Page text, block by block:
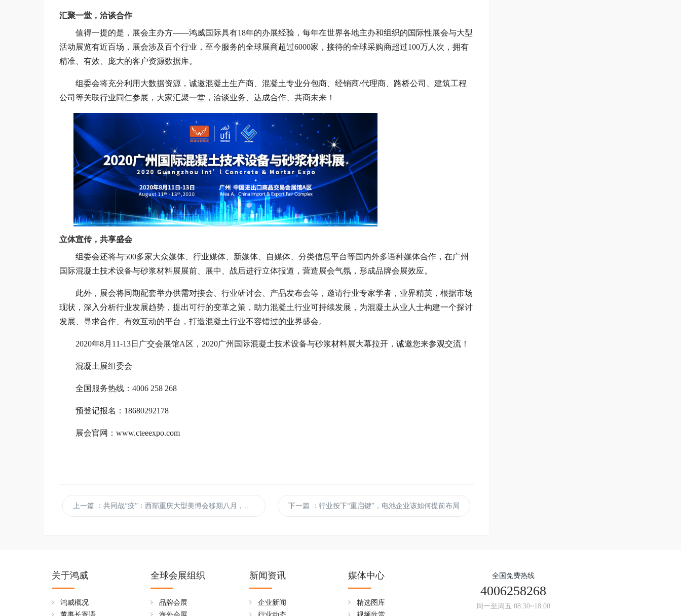
汇聚一堂，洽谈合作
值得一提的是，展会主办方——鸿威国际具有18年的办展经验，每年在世界各地主办和组织的国际性展会与大型
活动展览有近百场，展会涉及百个行业，至今服务的全球展商超过6000家，接待的全球采购商超过100万人次，拥有
精准、有效、庞大的客户资源数据库。
组委会将充分利用大数据资源，诚邀混凝土生产商、混凝土专业分包商、经销商/代理商、路桥公司、建筑工程
公司等关联行业同仁参展，大家汇聚一堂，洽谈业务、达成合作、共商未来！
立体宣传，共享盛会
组委会还将与500多家大众媒体、行业媒体、新媒体、自媒体、分类信息平台等国内外多语种媒体合作，在广州
国际混凝土技术设备与砂浆材料展展前、展中、战后进行立体报道，营造展会气氛，形成品牌会展效应。
此外，展会将同期配套举办供需对接会、行业研讨会、产品发布会等，邀请行业专家学者，业界精英，根据市场
现状，深入分析行业发展趋势，提出可行的变革之策，助力混凝土行业可持续发展，为混凝土从业人士构建一个探讨
发展、寻求合作、有效互动的平台，打造混凝土行业不容错过的业界盛会。
2020年8月11-13日广交会展馆A区，2020广州国际混凝土技术设备与砂浆材料展大幕拉开，诚邀您来参观交流！
混凝土展组委会
全国服务热线：4006 258 268
预登记报名：18680292178
展会官网：www.cteeexpo.com
上一篇 ：共同战“疫”：西部重庆大型美博会移期八月，全力为西部美业解难纾困 下一篇 ：行业按下“重启键”，电池企业该如何提前布局
关于鸿威
鸿威概况
董事长寄语
全球会展组织
品牌会展
海外会展
新闻资讯
企业新闻
行业动态
媒体中心
精选图库
视频欣赏
全国免费热线
4006258268
周一至周五 08:30~18:00